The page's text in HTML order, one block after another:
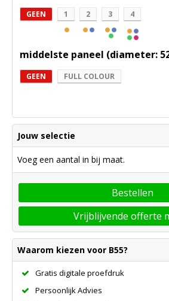
GEEN 1 2 3 4
middelste paneel (diameter:
GEEN FULL COLOUR
Jouw selectie
Voeg een aantal in bij maat.
Bestellen
Vrijblijvende offerte
Waarom kiezen voor B55?
Gratis digitale proefdruk
Persoonlijk Advies